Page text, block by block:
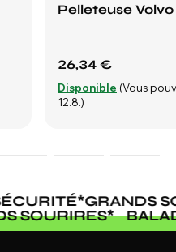
Pelleteuse Volvo
26,34 €
Disponible (Vous
12.8.)
*GRANDS
SOURIRES*